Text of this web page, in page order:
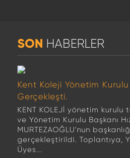
SON HABERLER
Kent Koleji Yönetim Kurulu
Gerçekleşti.
KENT KOLEJİ yönetim kurulu
ve Yönetim Kurulu Başkanı
MURTEZAOĞLU’nun
gerçekleştirildi. Toplantıya,
Üyes...